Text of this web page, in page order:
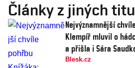
Články z jiných
Nejvýznamnější
Klempíř mluvil o
a přišla i Sára
Blesk.cz